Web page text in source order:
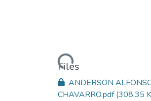
Loading...
Files
ANDERSON
CHAVARRO.pdf(308.35